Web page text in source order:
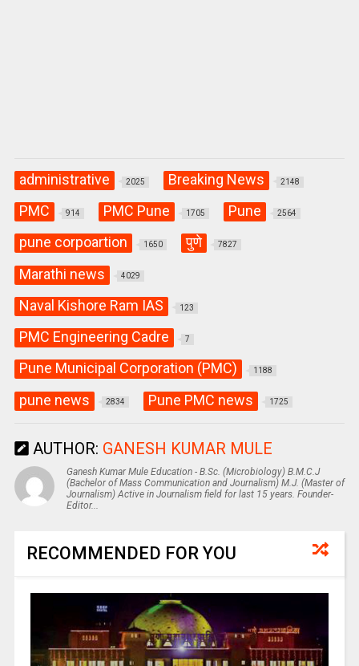
administrative 2025 Breaking News 2148
PMC 914 PMC Pune 1705 Pune 2564
pune corpoartion 1650 पुणे 7827
Marathi news 4029
Naval Kishore Ram IAS 123
PMC Engineering Cadre 7
Pune Municipal Corporation (PMC) 1188
pune news 2834 Pune PMC news 1725
AUTHOR: GANESH KUMAR MULE
Ganesh Kumar Mule Education - B.Sc. (Microbiology) B.M.C.J
(Bachelor of Mass Communication and Journalism) M.J. (Master of
Journalism) Active in Journalism field for last 15 years. Founder-
Editor...
RECOMMENDED FOR YOU